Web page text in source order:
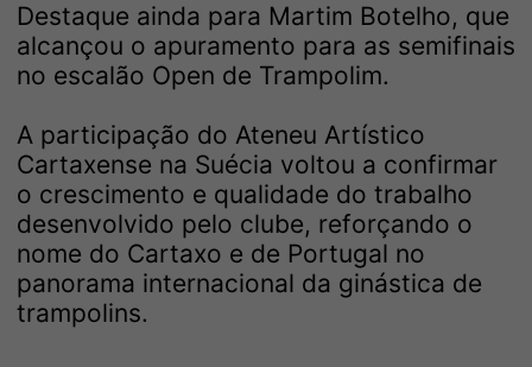
Destaque ainda para Martim Botelho, que
alcançou o apuramento para as semifinais
no escalão Open de Trampolim.
A participação do Ateneu Artístico
Cartaxense na Suécia voltou a confirmar
o crescimento e qualidade do trabalho
desenvolvido pelo clube, reforçando o
nome do Cartaxo e de Portugal no
panorama internacional da ginástica de
trampolins.